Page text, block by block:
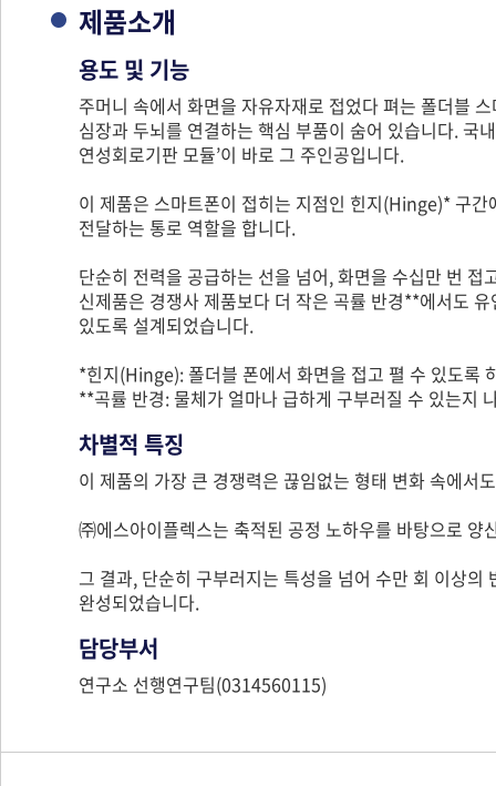
제품소개
용도 및 기능
주머니 속에서 화면을 자유자재로 접었다 펴는 폴더블
심장과 두뇌를 연결하는 핵심 부품이 숨어 있습니다. 국
연성회로기판 모듈’이 바로 그 주인공입니다.
이 제품은 스마트폰이 접히는 지점인 힌지(Hinge)* 구
전달하는 통로 역할을 합니다.
단순히 전력을 공급하는 선을 넘어, 화면을 수십만 번 접
신제품은 경쟁사 제품보다 더 작은 곡률 반경**에서도
있도록 설계되었습니다.
*힌지(Hinge): 폴더블 폰에서 화면을 접고 펼 수 있도록
**곡률 반경: 물체가 얼마나 급하게 구부러질 수 있는지
차별적 특징
이 제품의 가장 큰 경쟁력은 끊임없는 형태 변화 속에서
㈜에스아이플렉스는 축적된 공정 노하우를 바탕으로
그 결과, 단순히 구부러지는 특성을 넘어 수만 회 이상
완성되었습니다.
담당부서
연구소 선행연구팀(0314560115)